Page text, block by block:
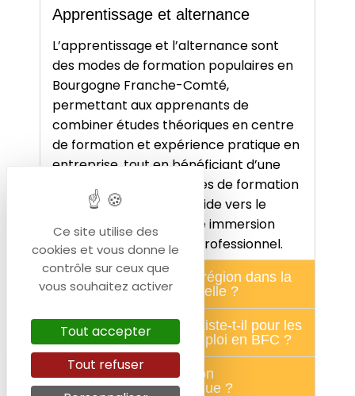
Apprentissage et alternance
L’apprentissage et l’alternance sont
des modes de formation populaires en
Bourgogne Franche-Comté,
permettant aux apprenants de
combiner études théoriques en centre
de formation et expérience pratique en
entreprise, tout en bénéficiant d’une
rémunération. Ces modes de formation
offrent une transition fluide vers le
marché du travail et une immersion
directe dans le monde professionnel.
Quel est le rôle de la région dans la
formation professionnelle ?
Quelles formations existe-t-il pour les
demandeur(se)s d'emploi en BFC ?
À quoi sert la formation
professionnelle continue ?
Ce site utilise des
cookies et vous donne le
contrôle sur ceux que
vous souhaitez activer
Tout accepter
Tout refuser